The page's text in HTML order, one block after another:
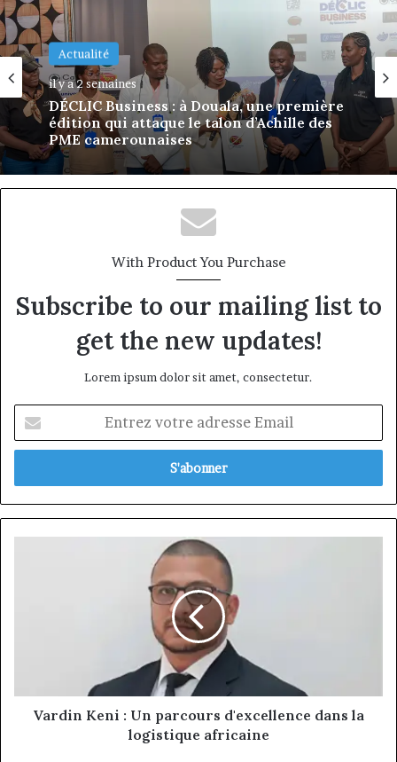
Actualité
il y a 2 semaines
DÉCLIC Business : à Douala, une première
édition qui attaque le talon d’Achille des
PME camerounaises
With Product You Purchase
Subscribe to our mailing list to
get the new updates!
Lorem ipsum dolor sit amet, consectetur.
votre
adresse
logistique
africaine
Vardin Keni : Un parcours d'excellence dans la
logistique africaine